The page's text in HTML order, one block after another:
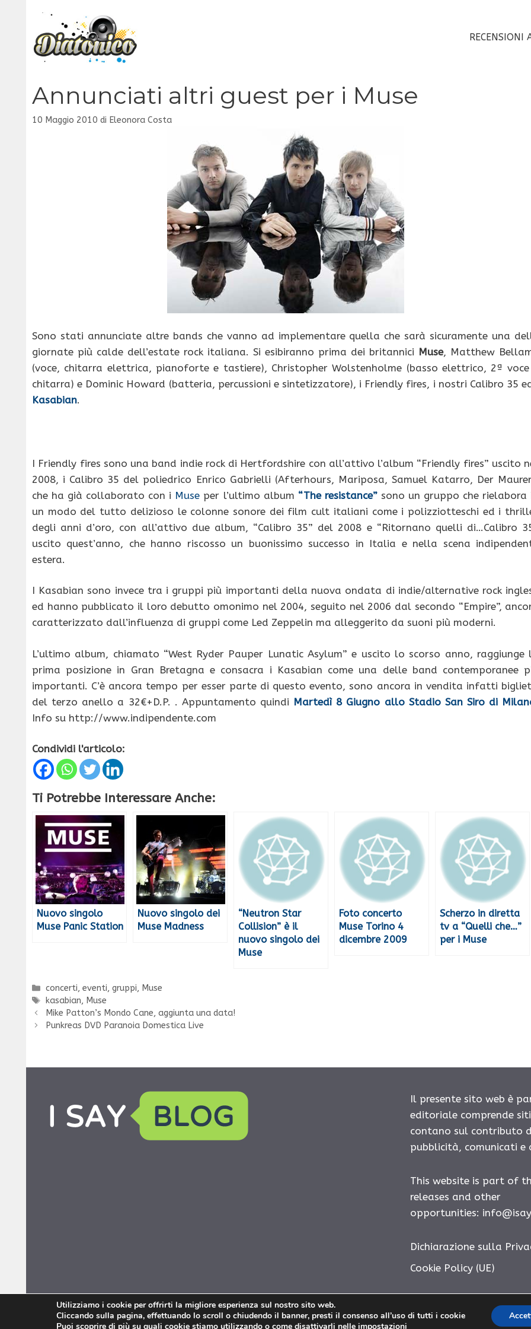
contenuto
RECENSIONI
Annunciati altri guest per i Muse
10 Maggio 2010 di Eleonora Costa
Sono stati annunciate altre bands che vanno ad implementare quella che sarà sicuramente una
giornate più calde dell’estate rock italiana. Si esibiranno prima dei britannici Muse, Matthew
(voce, chitarra elettrica, pianoforte e tastiere), Christopher Wolstenholme (basso elettrico, 2ª
chitarra) e Dominic Howard (batteria, percussioni e sintetizzatore), i Friendly fires, i nostri Calibro 35
Kasabian.
I Friendly fires sono una band indie rock di Hertfordshire con all’attivo l’album “Friendly fires” uscito
2008, i Calibro 35 del poliedrico Enrico Gabrielli (Afterhours, Mariposa, Samuel Katarro, Der
che ha già collaborato con i Muse per l’ultimo album “The resistance”sono un gruppo che rielabora
un modo del tutto delizioso le colonne sonore dei film cult italiani come i polizziotteschi ed i
degli anni d’oro, con all’attivo due album, “Calibro 35” del 2008 e “Ritornano quelli di…Calibro
uscito quest’anno, che hanno riscosso un buonissimo successo in Italia e nella scena
estera.
I Kasabian sono invece tra i gruppi più importanti della nuova ondata di indie/alternative rock
ed hanno pubblicato il loro debutto omonimo nel 2004, seguito nel 2006 dal secondo “Empire”,
caratterizzato dall’influenza di gruppi come Led Zeppelin ma alleggerito da suoni più moderni.
L’ultimo album, chiamato “West Ryder Pauper Lunatic Asylum” e uscito lo scorso anno, raggiunge
prima posizione in Gran Bretagna e consacra i Kasabian come una delle band contemporanee
importanti. C’è ancora tempo per esser parte di questo evento, sono ancora in vendita infatti
del terzo anello a 32€+D.P. . Appuntamento quindi Martedì 8 Giugno allo Stadio San Siro di
Info su http://www.indipendente.com
Condividi l'articolo:
Ti Potrebbe Interessare Anche:
Nuovo singolo
Muse Panic Station
Nuovo singolo dei
Muse Madness
“Neutron Star
Collision” è il
nuovo singolo dei
Muse
Foto concerto
Muse Torino 4
dicembre 2009
Scherzo in diretta
tv a “Quelli che…”
per i Muse
Categorie
concerti,eventi,gruppi, Muse
Tag
kasabian, Muse
Mike Patton’s Mondo Cane, aggiunta una data!
Punkreas DVD Paranoia Domestica Live
Il presente sito web è
editoriale comprende
contano sul contributo
pubblicità, comunicati e
This website is part of
releases and other
opportunities:
Dichiarazione sulla
Cookie Policy (UE)
Diatonico.com © 2026. All right reserverd.
Utilizziamo i cookie per offrirti la migliore esperienza sul nostro sito web.
Cliccando sulla pagina, effettuando lo scroll o chiudendo il banner, presti il consenso all’uso di tutti i cookie
Puoi scoprire di più su quali cookie stiamo utilizzando o come disattivarli nelle impostazioni